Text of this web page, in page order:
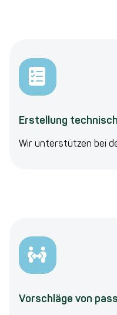
Erstellung
Wir unterstützen bei
Vorschläge von